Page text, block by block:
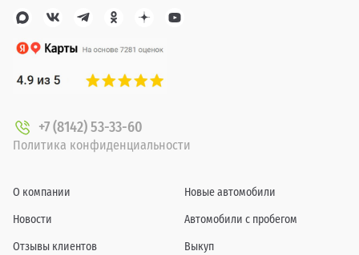
+7 (8142) 53-33-60
Политика конфиденциальности
О компании
Новости
Отзывы клиентов
Новые автомобили
Автомобили с пробегом
Выкуп